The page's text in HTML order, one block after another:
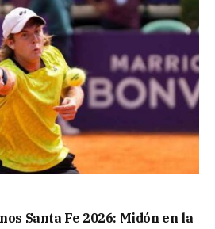
Santa Fe 2026: Midón en la